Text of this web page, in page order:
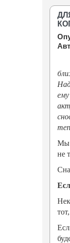
Мы
не